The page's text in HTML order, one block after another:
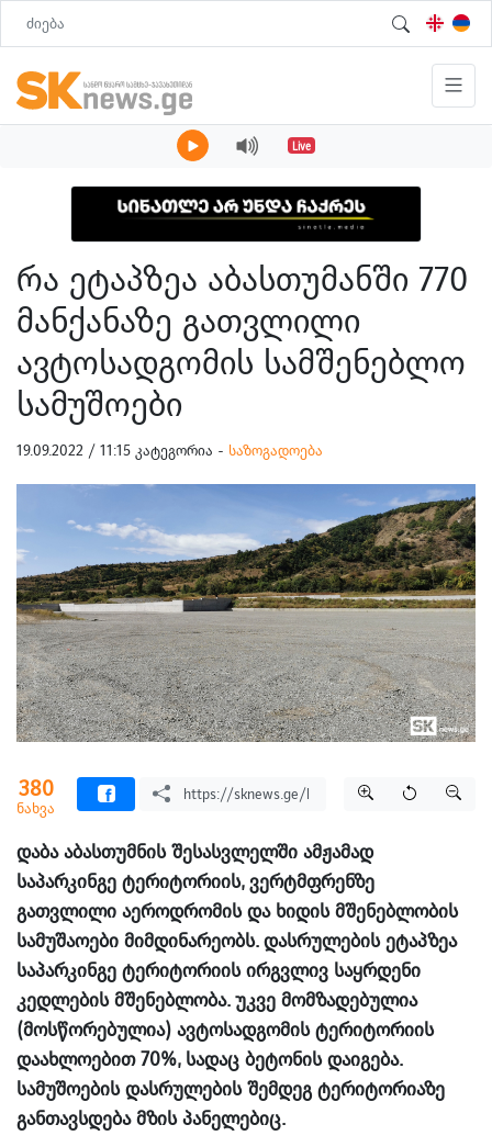
Live
რა ეტაპზეა აბასთუმანში 770
მანქანაზე გათვლილი
ავტოსადგომის სამშენებლო
სამუშოები
19.09.2022 / 11:15 კატეგორია - საზოგადოება
380
ნახვა
დაბა აბასთუმნის შესასვლელში ამჟამად
საპარკინგე ტერიტორიის, ვერტმფრენზე
გათვლილი აეროდრომის და ხიდის მშენებლობის
სამუშაოები მიმდინარეობს. დასრულების ეტაპზეა
საპარკინგე ტერიტორიის ირგვლივ საყრდენი
კედლების მშენებლობა. უკვე მომზადებულია
(მოსწორებულია) ავტოსადგომის ტერიტორიის
დაახლოებით 70%, სადაც ბეტონის დაიგება.
სამუშოების დასრულების შემდეგ ტერიტორიაზე
განთავსდება მზის პანელებიც.